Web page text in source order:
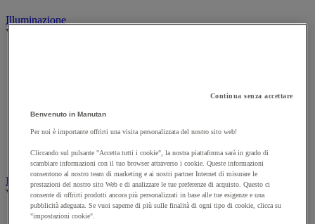
Illuminazione
Vedi tutte le categorie
Proiettore da cantiere
Torcia
Ingrassaggio e lubrificazione
Vedi tutte le categorie
Anti-aderente
Continua senza accettare
Benvenuto in Manutan
Per noi è importante offrirti una visita personalizzata del nostro sito web!
Cliccando sul pulsante "Accetta tutti i cookie", la nostra piattaforma sarà in grado di
scambiare informazioni con il tuo browser attraverso i cookie. Queste informazioni
consentono al nostro team di marketing e ai nostri partner Internet di misurare le
prestazioni del nostro sito Web e di analizzare le tue preferenze di acquisto. Questo ci
consente di offrirti prodotti ancora più personalizzati in base alle tue esigenze e una
pubblicità adeguata. Se vuoi saperne di più sulle finalità di ogni tipo di cookie, clicca su
"impostazioni cookie".